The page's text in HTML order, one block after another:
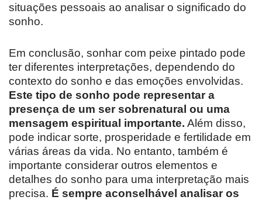
situações pessoais ao analisar o significado do
sonho.
Em conclusão, sonhar com peixe pintado pode
ter diferentes interpretações, dependendo do
contexto do sonho e das emoções envolvidas.
Este tipo de sonho pode representar a
presença de um ser sobrenatural ou uma
mensagem espiritual importante. Além disso,
pode indicar sorte, prosperidade e fertilidade em
várias áreas da vida. No entanto, também é
importante considerar outros elementos e
detalhes do sonho para uma interpretação mais
precisa. É sempre aconselhável analisar os